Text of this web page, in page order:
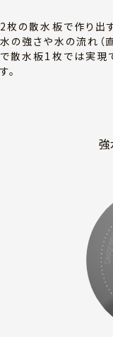
2枚の散水板で作り出
水の強さや水の流れ（
で散水板1枚では実現
す。